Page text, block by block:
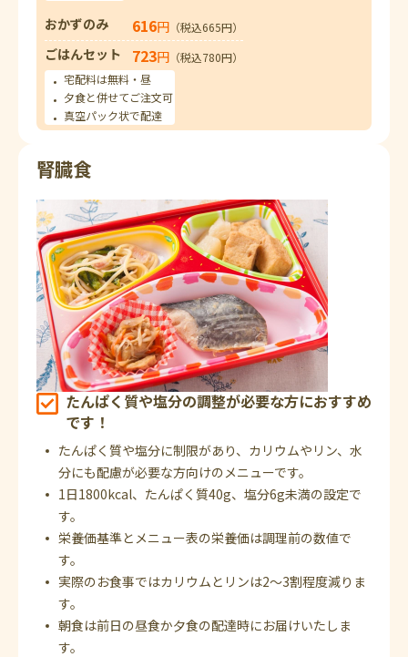
おかずのみ
616円 （税込665円）
ごはんセット 723円 （税込780円）
宅配料は無料・昼
夕食と併せてご注文可
真空パック状で配達
腎臓食
たんぱく質や塩分の調整が必要な方におすすめ
です！
たんぱく質や塩分に制限があり、カリウムやリン、水
分にも配慮が必要な方向けのメニューです。
1日1800kcal、たんぱく質40g、塩分6g未満の設定で
す。
栄養価基準とメニュー表の栄養価は調理前の数値で
す。
実際のお食事ではカリウムとリンは2～3割程度減りま
す。
朝食は前日の昼食か夕食の配達時にお届けいたしま
す。